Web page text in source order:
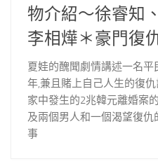
物介紹～徐睿知
李相燁＊豪門復
夏娃的醜聞劇情講述一名
年,兼且賭上自己人生的復
家中發生的2兆韓元離婚案
及兩個男人和一個渴望復
事